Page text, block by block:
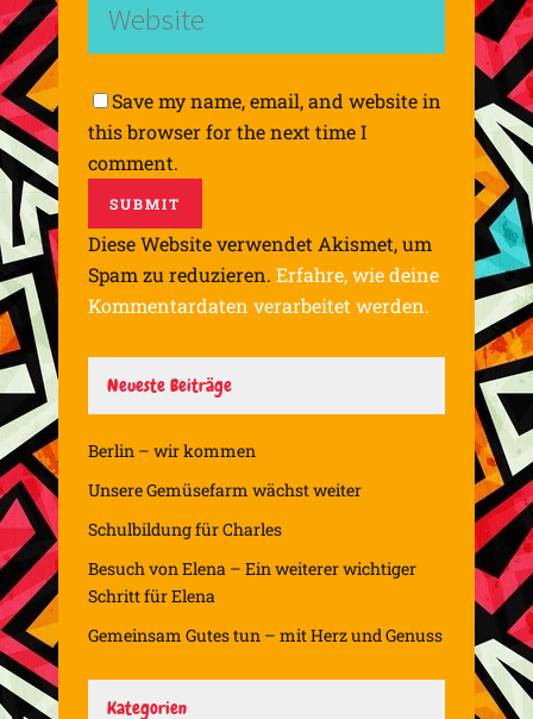
Save my name, email, and website in
this browser for the next time I
comment.
Diese Website verwendet Akismet, um
Spam zu reduzieren. Erfahre, wie deine
Kommentardaten verarbeitet werden.
Neueste Beiträge
Berlin – wir kommen
Unsere Gemüsefarm wächst weiter
Schulbildung für Charles
Besuch von Elena – Ein weiterer wichtiger
Schritt für Elena
Gemeinsam Gutes tun – mit Herz und Genuss
Kategorien